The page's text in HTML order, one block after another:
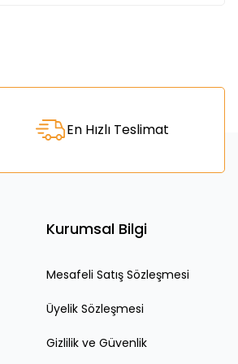
En Hızlı Teslimat
Kurumsal Bilgi
Mesafeli Satış Sözleşmesi
Üyelik Sözleşmesi
Gizlilik ve Güvenlik